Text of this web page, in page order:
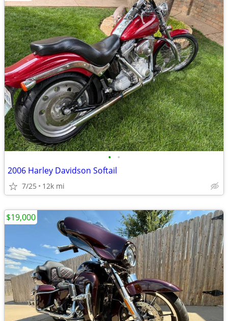
• •
2006 Harley Davidson Softail
7/25 12k mi
$19,000